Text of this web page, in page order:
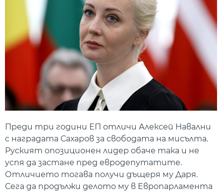
Преди три години ЕП отличи Алексей Навални
с наградата Сахаров за свободата на мисълта.
Руският опозиционен лидер обаче така и не
успя да застане пред евродепутатите.
Отличието тогава получи дъщеря му Даря.
Сега да продължи делото му в Европарламента